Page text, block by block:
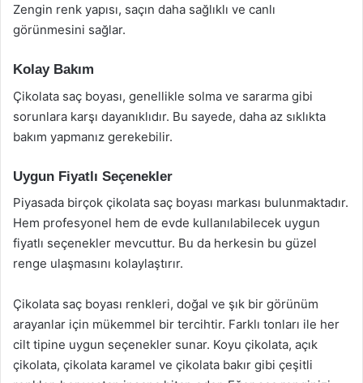
Zengin renk yapısı, saçın daha sağlıklı ve canlı
görünmesini sağlar.
Kolay Bakım
Çikolata saç boyası, genellikle solma ve sararma gibi
sorunlara karşı dayanıklıdır. Bu sayede, daha az sıklıkta
bakım yapmanız gerekebilir.
Uygun Fiyatlı Seçenekler
Piyasada birçok çikolata saç boyası markası bulunmaktadır.
Hem profesyonel hem de evde kullanılabilecek uygun
fiyatlı seçenekler mevcuttur. Bu da herkesin bu güzel
renge ulaşmasını kolaylaştırır.
Çikolata saç boyası renkleri, doğal ve şık bir görünüm
arayanlar için mükemmel bir tercihtir. Farklı tonları ile her
cilt tipine uygun seçenekler sunar. Koyu çikolata, açık
çikolata, çikolata karamel ve çikolata bakır gibi çeşitli